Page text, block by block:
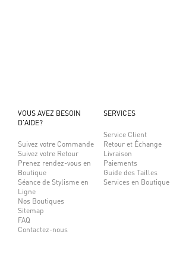
VOUS AVEZ BESOIN
D'AIDE?
Suivez votre Commande
Suivez votre Retour
Prenez rendez-vous en
Boutique
Séance de Stylisme en
Ligne
Nos Boutiques
Sitemap
FAQ
Contactez-nous
SERVICES
Service Client
Retour et Échange
Livraison
Paiements
Guide des Tailles
Services en Boutique